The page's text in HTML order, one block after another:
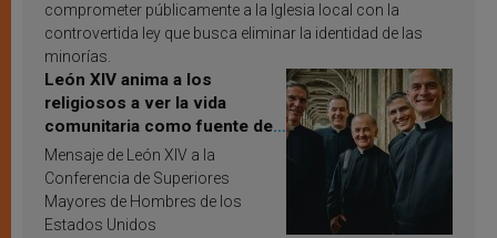
comprometer públicamente a la Iglesia local con la
controvertida ley que busca eliminar la identidad de las
minorías.
León XIV anima a los
religiosos a ver la vida
comunitaria como fuente de
inspiración y santificación
Mensaje de León XIV a la
Conferencia de Superiores
Mayores de Hombres de los
Estados Unidos